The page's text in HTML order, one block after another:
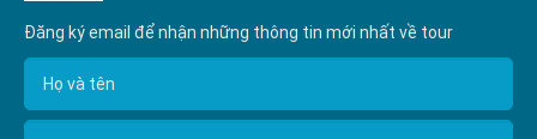
Đăng ký email để nhận những thông tin mới nhất về tour